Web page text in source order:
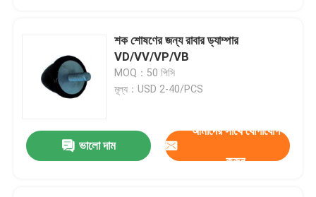
শক শোষণের জন্য রাবার ড্যাম্পার
VD/VV/VP/VB
MOQ：50 পিসি
মূল্য：USD 2-40/PCS
ভালো দাম
আমাদের সাথে যোগাযোগ
করুন